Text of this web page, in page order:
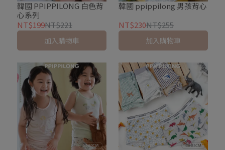
韓國 PPIPPILONG 白色背
心系列
NT$199NT$221
加入購物車
韓國 ppippilong 男孩背心
NT$230NT$255
加入購物車